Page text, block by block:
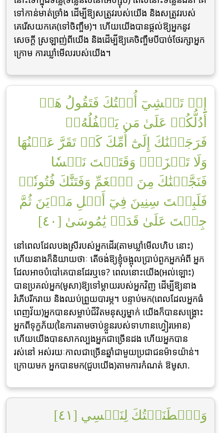
ទៅកាន់មាត់ច្រាំង ដើម្បីឱ្យសត្រូវរបស់យើង និងសត្រូវរបស់
គេរើសយកគេ(ទៅចិញ្ចឹម)។ ហើយយើងបានផ្ដល់ឱ្យអ្នកនូវ
សេចក្ដី ស្រឡាញ់ពីយើង និងដើម្បីឱ្យគេចិញ្ចឹមបីបាច់ថែរក្សាអ្នក
ក្រោម ការឃ្លាំមើលរបស់យើង។
إِذۡ تَمۡشِيٓ أُخۡتُكَ فَتَقُولُ هَلۡ
أَدُلُّكُمۡ عَلَىٰ مَن يَكۡفُلُهُۥۖ
فَرَجَعۡنَٰكَ إِلَىٰٓ أُمِّكَ كَيۡ تَقَرَّ عَيۡنُهَا
وَلَا تَحۡزَنَۚ وَقَتَلۡتَ نَفۡسٗا
فَنَجَّيۡنَٰكَ مِنَ ٱلۡغَمِّ وَفَتَنَّٰكَ فُتُونٗاۚ
فَلَبِثۡتَ سِنِينَ فِيٓ أَهۡلِ مَدۡيَنَ ثُمَّ
جِئۡتَ عَلَىٰ قَدَرٖ يَٰمُوسَىٰ [٤٠]
នៅពេលដែលបងស្រីរបស់អ្នកដើរ(តាមឃ្លាំមើលហិប នោះ)
ហើយនាងក៏និយាយថាៈ តើចង់ឱ្យខ្ញុំចង្អុលប្រាប់ពួកអ្នកអំពី អ្នក
ដែលអាចបំបៅគេបានដែរឬទេ? ពេលនោះយើង(អល់ឡោះ)
បានប្រគល់អ្នក(មូសា)ឱ្យទៅម្ដាយរបស់អ្នកវិញ ដើម្បីឱ្យនាង
រំភើបរីករាយ និងឈប់ព្រួយបារម្ភ។ បន្ទាប់មក(ពេលដែលអ្នកធំ
ពេញវ័យ)អ្នកបានសម្លាប់ជីវិតមនុស្សម្នាក់ យើងក៏បានសង្គ្រោះ
អ្នកពីទុក្ខភ័យ(នៃការតាមចាប់ខ្លួនរបស់ទាហានហ្វៀរអោន)
ហើយយើងបានសាកល្បងអ្នកជាច្រើនដង ហើយអ្នកបាន
រស់នៅ អស់រយៈកាលជាច្រើនឆ្នាំជាមួយប្រជាជនម៉ាទយ៉ាន់។
ក្រោយមក អ្នកបានមក(ជួបយើង)តាមការកំណត់ ឱមូសា.
وَٱصۡطَنَعۡتُكَ لِنَفۡسِي [٤١]